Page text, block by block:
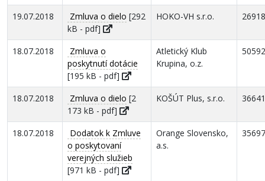
19.07.2018 Zmluva o dielo [292
kB - pdf]
HOKO-VH s.r.o.
18.07.2018
Zmluva o
poskytnutí dotácie
[195 kB - pdf]
Atletický Klub
Krupina, o.z.
18.07.2018 Zmluva o dielo [2
173 kB - pdf]
KOŠÚT Plus, s.r.o.
18.07.2018
Dodatok k Zmluve
o poskytovaní
verejných služieb
[971 kB - pdf]
Orange Slovensko,
a.s.